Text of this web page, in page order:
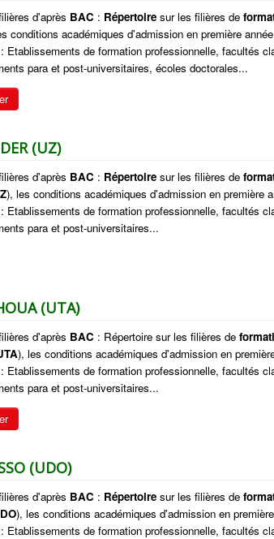
d'après BAC : Répertoire sur les filières de
conditions académiques d'admission en première
Etablissements de formation professionnelle, facultés
para et post-universitaires, écoles doctorales...
(UZ)
d'après BAC : Répertoire sur les filières de
), les conditions académiques d'admission en première
Etablissements de formation professionnelle, facultés
para et post-universitaires...
(UTA)
d'après BAC : Répertoire sur les filières de
), les conditions académiques d'admission en
Etablissements de formation professionnelle, facultés
para et post-universitaires...
(UDO)
d'après BAC : Répertoire sur les filières de
), les conditions académiques d'admission en
Etablissements de formation professionnelle, facultés